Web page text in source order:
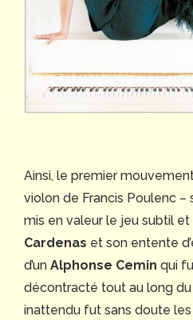
Ainsi, le premier
violon de Francis Poulenc –
mis en valeur le jeu subtil et
Cardenas et son entente
d’un Alphonse Cemin qui
décontracté tout au long
inattendu fut sans doute